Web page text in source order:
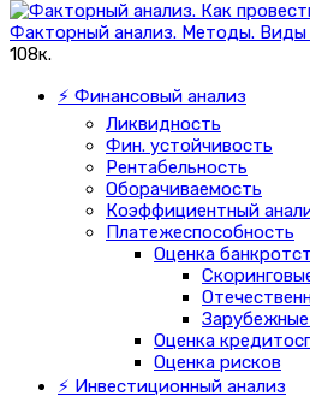
Факторный анализ. Методы.
108к.
⚡ Финансовый анализ
Ликвидность
Фин. устойчивость
Рентабельность
Оборачиваемость
Коэффициентный
Платежеспособность
Оценка
Оценка
Оценка рисков
⚡ Инвестиционный анализ